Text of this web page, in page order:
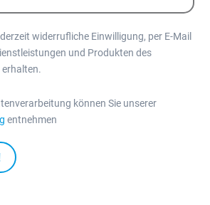
widerrufliche Einwilligung, per E-Mail
und Produkten des
können Sie unserer
entnehmen